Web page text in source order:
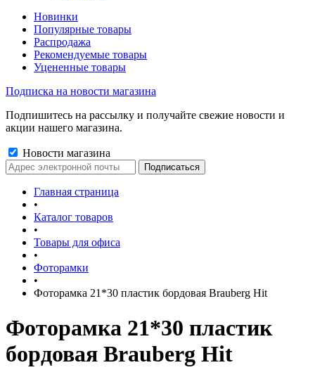
Новинки
Популярные товары
Распродажа
Рекомендуемые товары
Уцененные товары
Подписка на новости магазина
Подпишитесь на рассылку и получайте свежие новости и
акции нашего магазина.
Новости магазина
Главная страница
•
Каталог товаров
•
Товары для офиса
•
Фоторамки
•
Фоторамка 21*30 пластик бордовая Brauberg Hit
Фоторамка 21*30 пластик
бордовая Brauberg Hit